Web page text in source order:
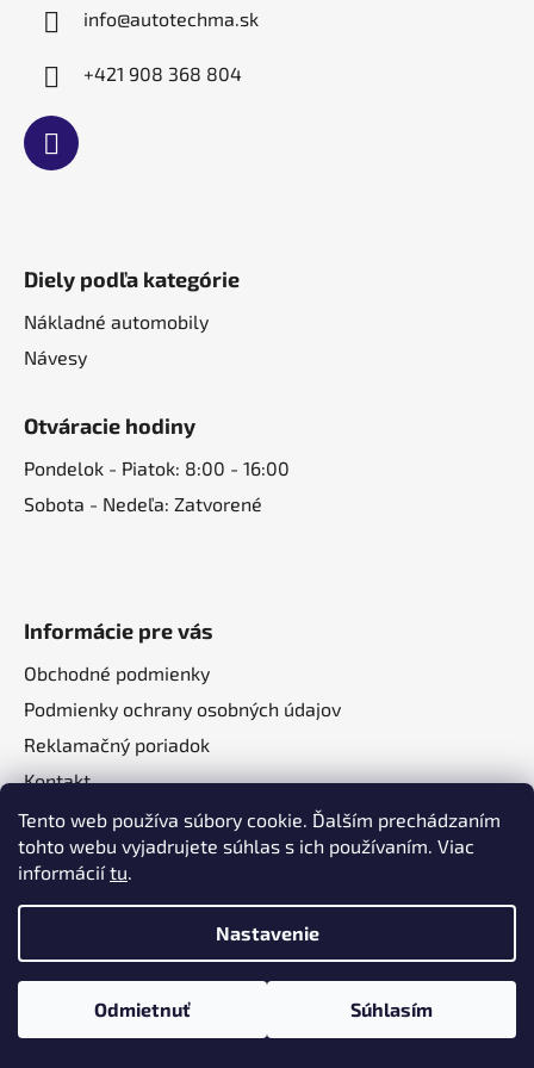
Tento web používa súbory cookie. Ďalším prechádzaním
tohto webu vyjadrujete súhlas s ich používaním. Viac
informáciítu.
Nastavenie
Odmietnuť Súhlasím
info@autotechma.sk
+421 908 368 804
Diely podľa kategórie
Nákladné automobily
Návesy
Otváracie hodiny
Pondelok - Piatok: 8:00 - 16:00
Sobota - Nedeľa: Zatvorené
Informácie pre vás
Obchodné podmienky
Podmienky ochrany osobných údajov
Reklamačný poriadok
Kontakt
O nás
Vytvoril Shoptet a
Adatelier
Copyright 2026
. Všetky práva
vyhradené.